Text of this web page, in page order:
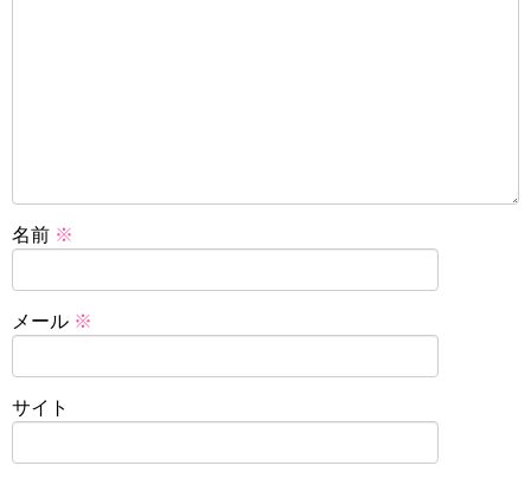
名前 ※
メール ※
サイト